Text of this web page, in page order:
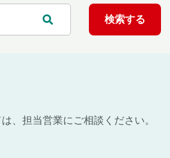
、担当営業にご相談ください。